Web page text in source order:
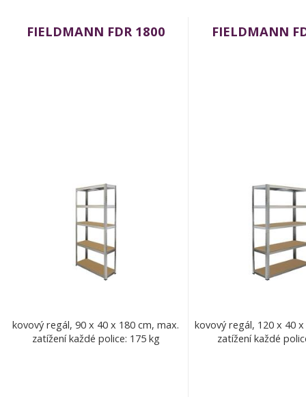
FIELDMANN FDR 1800
kovový regál, 90 x 40 x 180 cm, max.
zatížení každé police: 175 kg
FIELDMANN
kovový regál, 120 x 40
zatížení každé